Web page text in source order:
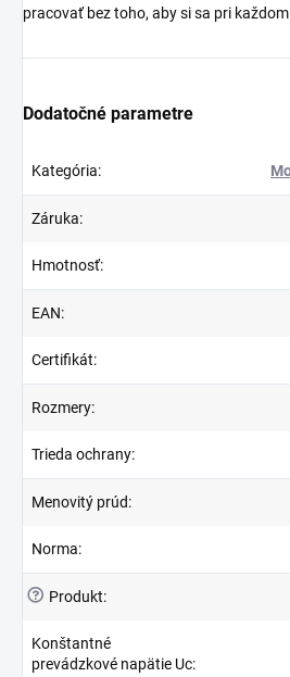
pracovať bez toho, aby si sa pri
Dodatočné parametre
Kategória:
Záruka:
Hmotnosť:
EAN:
Certifikát:
Rozmery:
Trieda ochrany:
Menovitý prúd:
Norma:
? Produkt:
Konštantné
prevádzkové napätie Uc: